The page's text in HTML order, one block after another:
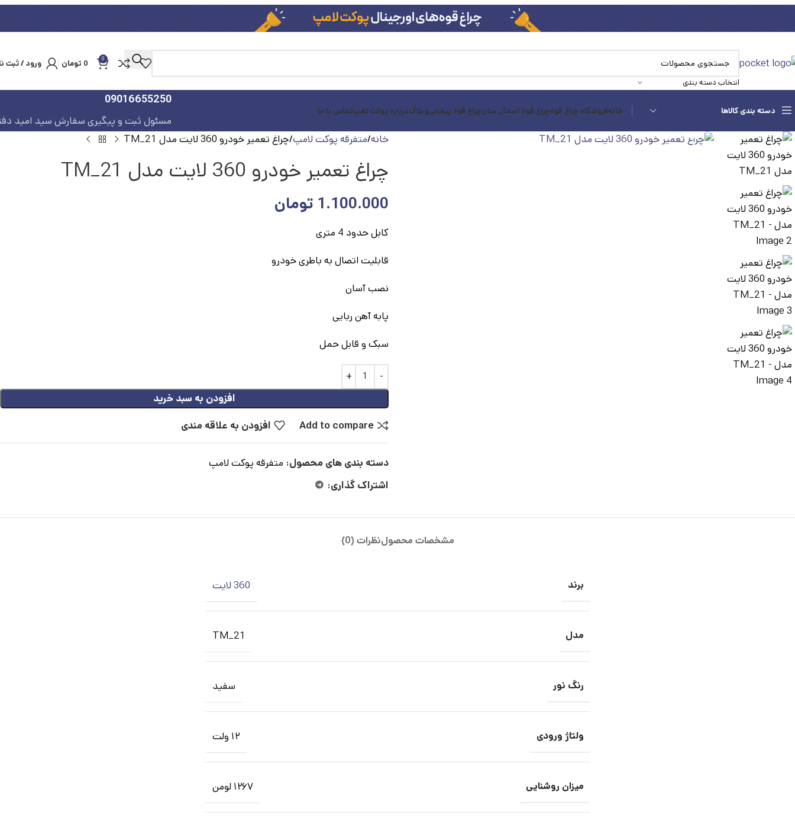
انتخاب دسته بندی
0
0 تومان ورود / ثبت
دسته بندی کالاها خانهفروشگاه چراغ قوهچراغ قوه اسمال سانچراغ قوه پیشانیوبلاگدرباره پوکت لامپتماس با ما
09016655250
مسئول ثبت و پیگیری سفارش سید امید
خانه متفرقه پوکت لامپ چراغ تعمیر خودرو 360 لایت مدل TM_21
چراغ تعمیر خودرو 360 لایت مدل TM_21
1.100.000 تومان
کابل حدود 4 متری
قابلیت اتصال به باطری خودرو
نصب آسان
پابه آهن ربایی
سبک و قابل حمل
افزودن به سبد خرید
Add to compare
افزودن به علاقه مندی
دسته بندی های محصول: متفرقه پوکت لامپ
اشتراک گذاری:
مشخصات محصولنظرات (0)
برند 360 لایت
مدل TM_21
رنگ نور سفید
ولتاژ ورودی ۱۲ ولت
میزان روشنایی ۱۲۶۷ لومن